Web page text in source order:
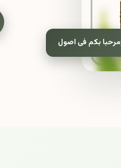
مرحبا بكم فى اصول